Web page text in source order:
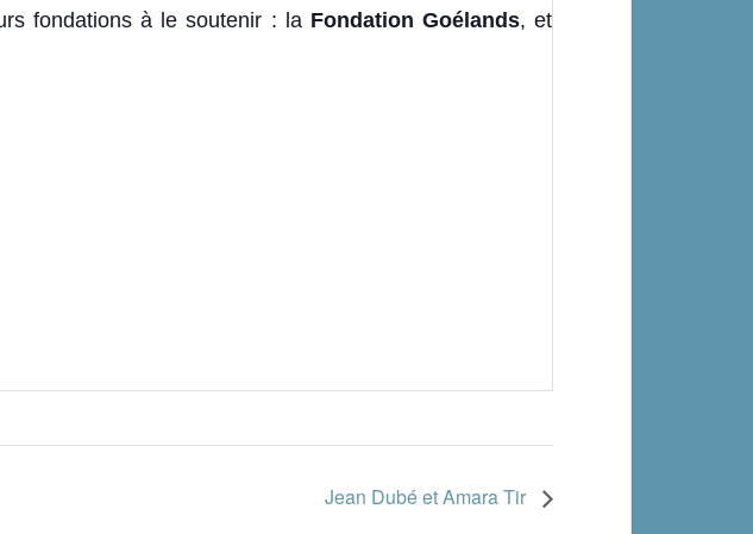
fondations à le soutenir : la Fondation Goélands, et
Jean Dubé et Amara Tir